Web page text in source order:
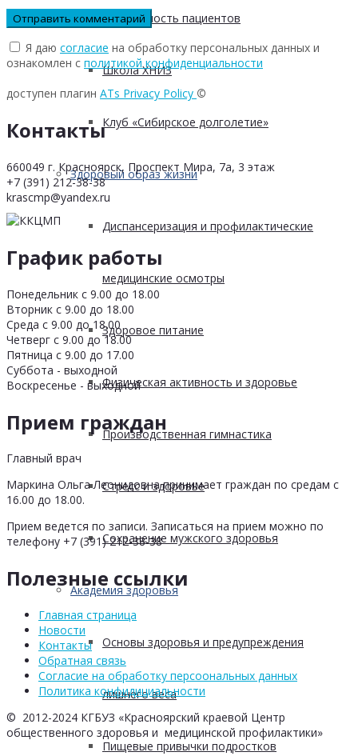
Безопасность пациентов
Школа ХНИЗ
Клуб «Сибирское долголетие»
Здоровый образ жизни
Диспансеризация и профилактические
медицинские осмотры
Здоровое питание
Физическая активность и здоровье
Производственная гимнастика
Стресс и здоровье
Сохранение мужского здоровья
Академия здоровья
Основы здоровья и предупреждения
лишнего веса
Пищевые привычки подростков
Я даю согласие на обработку персональных данных и
ознакомлен с политикой конфиденциальности
доступен плагин ATs Privacy Policy ©
Контакты
660049 г. Красноярск, Проспект Мира, 7а, 3 этаж
+7 (391) 212-38-38
krascmp@yandex.ru
График работы
Понедельник с 9.00 до 18.00
Вторник с 9.00 до 18.00
Среда с 9.00 до 18.00
Четверг с 9.00 до 18.00
Пятница с 9.00 до 17.00
Суббота - выходной
Воскресенье - выходной
Прием граждан
Главный врач
Маркина Ольга Леонидовна принимает граждан по средам с
16.00 до 18.00.
Прием ведется по записи. Записаться на прием можно по
телефону +7 (391) 212-38-38
Полезные ссылки
Главная страница
Новости
Контакты
Обратная связь
Согласие на обработку персоональных данных
Политика конфидициальности
© 2012-2024 КГБУЗ «Красноярский краевой Центр
общественного здоровья и медицинской профилактики»